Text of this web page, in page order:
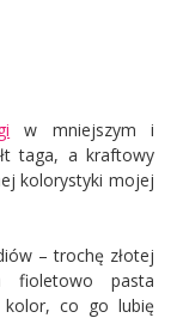
w mniejszym i
taga, a kraftowy
kolorystyki mojej
– trochę złotej
fioletowo pasta
co go lubię